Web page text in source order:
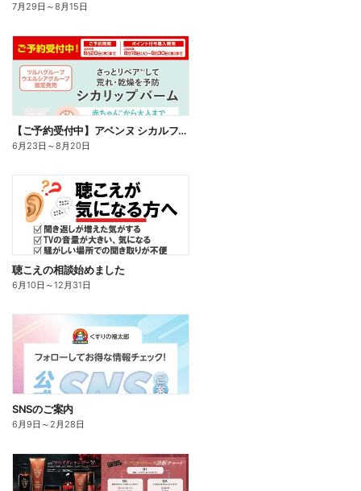
7月29日 ～8月15日
【ご予約受付中】アベンヌ シカルファットプラス リペアリップバーム
6月23日 ～8月20日
聴こえの相談始めました
6月10日 ～12月31日
SNSのご案内
6月9日 ～ 2月28日